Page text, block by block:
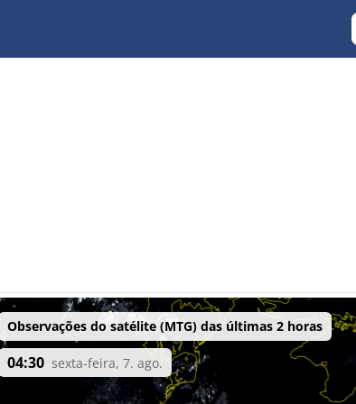
Observações do satélite (MTG) das últimas 2 horas
04:30 sexta-feira, 7. ago.